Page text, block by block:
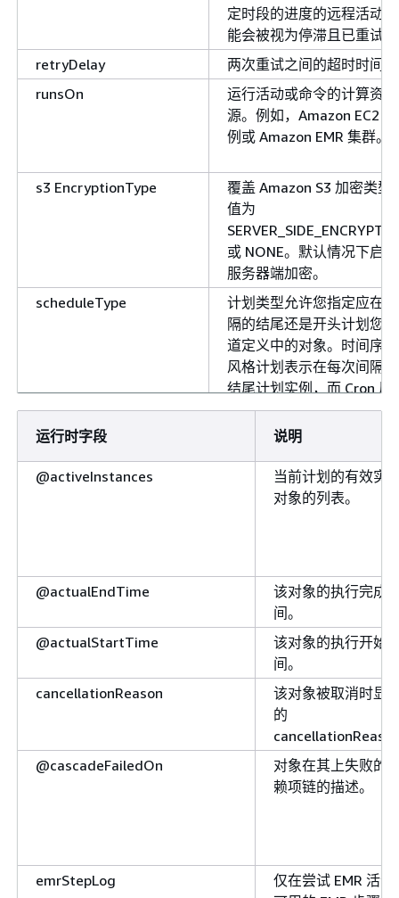
定时段的进度的远程活动可
能会被视为停滞且已重试。
retryDelay
两次重试之间的超时时间。
runsOn
运行活动或命令的计算资
源。例如，Amazon EC2 实
例或 Amazon EMR 集群。
s3 EncryptionType
覆盖 Amazon S3 加密类型
值为
或 NONE。默认情况下启用
服务器端加密。
scheduleType
计划类型允许您指定应在间
隔的结尾还是开头计划您管
道定义中的对象。时间序列
风格计划表示在每次间隔的
结尾计划实例，而 Cron 风
计划表示应在每次间隔的开
头计划实例。按需计划让您
管道。这意味着，您不需要
克隆或重新创建管道以再次
为对象指定的唯一
scheduleType。要使用按
管道，您只需为后续每次运
行调用该 ActivatePipeline
操作即可。值包括：cron、
ondemand 和 timeseries
工作线程组。这可用于路由
任务。如果您提供 runsOn
值并且存在 workerGroup，
则将忽略 workerGroup。
运行时字段 说明
@activeInstances
当前计划的有效实
对象的列表。
@actualEndTime
该对象的执行完成
间。
@actualStartTime
该对象的执行开始
间。
cancellationReason
该对象被取消时显
的
@cascadeFailedOn
对象在其上失败的
赖项链的描述。
emrStepLog
仅在尝试 EMR 活动